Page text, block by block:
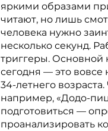
яркими образами
читают, но лишь
человека нужно
несколько секунд.
триггеры. Основной
сегодня — это вовсе
34-летнего
например, «Додо-
подготовиться —
проанализировать